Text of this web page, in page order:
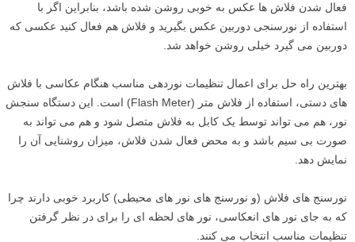
فعال شدن فلاش ها عکس به خوبی روشن شده باشد، بنابراین اگر با
استفاده از نورسنجی دوربین عکس بگیرید و فلاش هم فعال کنید عکسی که
دوربین می گیرد خیلی روشن خواهد شد.
بهترین راه حل برای اعمال تنظیمات نوردهی مناسب هنگام عکاسی با فلاش
های دستی، استفاده از فلاش متر (Flash Meter) است. این دستگاه سنجش
نور، هم می تواند توسط یک کابل به فلاش متصل شود و هم می تواند به
صورت بی سیم باشد و به محض فعال شدن فلاش، میزان روشنایی آن را
نمایش دهد.
نورسنج های فلاش (و نورسنج های نور های محیطی) کاربرد خوبی دارند چرا
که به جای نور های انعکاسی، نور های لحظه ای را برای در نظر گرفتن
تنظیمات مناسب انتخاب می کنند.